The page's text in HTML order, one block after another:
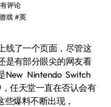
评论
戏 #英
是有部分眼尖的网友看
New Nintendo Switch
任天堂一直在否认会有
爆料不断出现，